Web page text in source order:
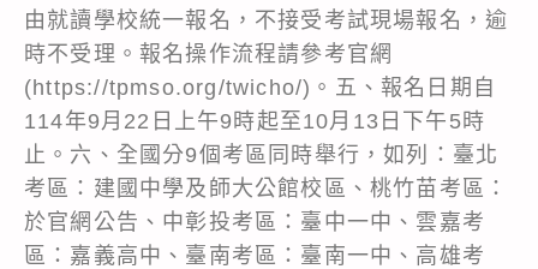
由就讀學校統一報名，不接受考試現場報名，逾
時不受理。報名操作流程請參考官網
(https://tpmso.org/twicho/)。五、報名日期自
114年9月22日上午9時起至10月13日下午5時
止。六、全國分9個考區同時舉行，如列：臺北
考區：建國中學及師大公館校區、桃竹苗考區：
於官網公告、中彰投考區：臺中一中、雲嘉考
區：嘉義高中、臺南考區：臺南一中、高雄考